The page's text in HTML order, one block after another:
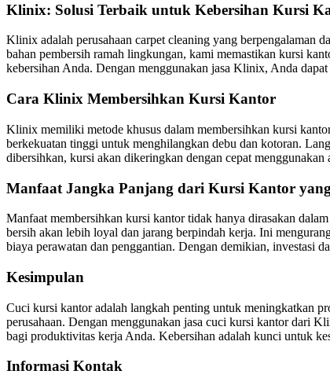
Klinix: Solusi Terbaik untuk Kebersihan Kursi
Klinix adalah perusahaan carpet cleaning yang berpengalaman
bahan pembersih ramah lingkungan, kami memastikan kursi
kebersihan Anda. Dengan menggunakan jasa Klinix, Anda
Cara Klinix Membersihkan Kursi Kantor
Klinix memiliki metode khusus dalam membersihkan kursi
berkekuatan tinggi untuk menghilangkan debu dan kotoran.
dibersihkan, kursi akan dikeringkan dengan cepat
Manfaat Jangka Panjang dari Kursi Kantor
Manfaat membersihkan kursi kantor tidak hanya dirasakan
bersih akan lebih loyal dan jarang berpindah kerja. Ini
biaya perawatan dan penggantian. Dengan demikian, investasi
Kesimpulan
Cuci kursi kantor adalah langkah penting untuk meningkatkan
perusahaan. Dengan menggunakan jasa cuci kursi kantor dari
bagi produktivitas kerja Anda. Kebersihan adalah kunci untuk
Informasi Kontak